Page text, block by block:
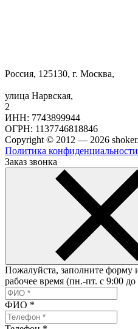
Россия, 125130, г. Москва,
улица Нарвская,
2
ИНН: 7743899944
ОГРН: 1137746818846
Copyright © 2012 — 2026
Политика конфиденциальности
Заказ звонка
Пожалуйста, заполните форму
рабочее время (пн.-пт. с 9:00
ФИО *